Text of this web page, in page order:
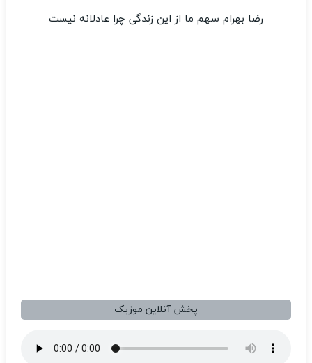
رضا بهرام سهم ما از این زندگی چرا عادلانه نیست
پخش آنلاین موزیک